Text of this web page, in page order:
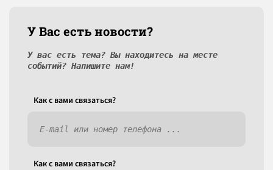
У Вас есть новости?
У вас есть тема? Вы находитесь на месте
событий? Напишите нам!
Как c вами связаться?
Как c вами связаться?